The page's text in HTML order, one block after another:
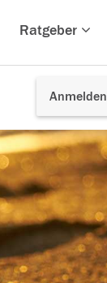
Ratgeber
Anmelden